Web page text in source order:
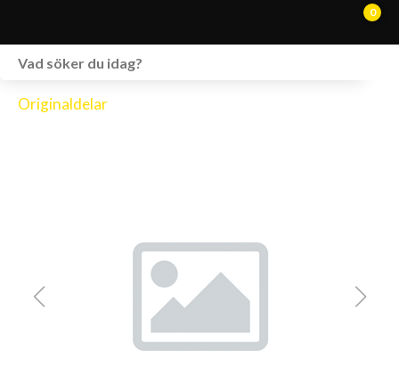
0
KONTAKT
Originaldelar